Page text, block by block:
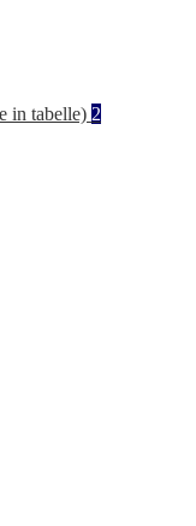
in tabelle) 2